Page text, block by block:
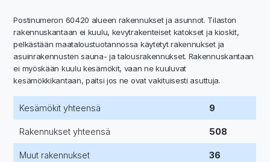
Postinumeron 60420 alueen rakennukset ja asunnot. Tilaston
rakennuskantaan ei kuulu, kevytrakenteiset katokset ja kioskit,
pelkästään maataloustuotannossa käytetyt rakennukset ja
asuinrakennusten sauna- ja talousrakennukset. Rakennuskantaan
ei myöskään kuulu kesämökit, vaan ne kuuluvat
kesämökkikantaan, paitsi jos ne ovat vakituisesti asuttuja.
Kesämökit yhteensä 9
Rakennukset yhteensä 508
Muut rakennukset 36